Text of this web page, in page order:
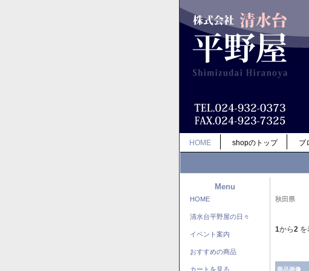
HOME shopのトップ ブ
Menu
HOME
清水台平野屋の日々
イベント案内
おすすめの商品
カートを見る
秋田県
1から2 を
商品画像